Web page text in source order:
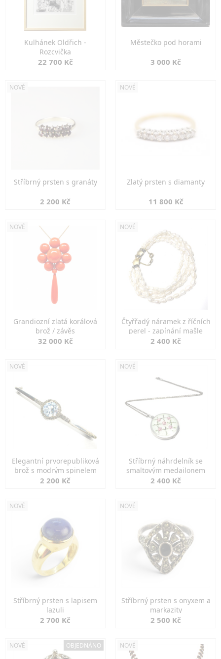
Kulhánek Oldřich -
Rozcvička
22 700 Kč
Městečko pod horami
3 000 Kč
NOVÉ
Stříbrný prsten s granáty
2 200 Kč
NOVÉ
Zlatý prsten s diamanty
11 800 Kč
NOVÉ
Grandiozní zlatá korálová
brož / závěs
32 000 Kč
NOVÉ
Čtyřřadý náramek z říčních
perel - zapínání mašle
2 400 Kč
NOVÉ
Elegantní prvorepubliková
brož s modrým spinelem
2 200 Kč
NOVÉ
Stříbrný náhrdelník se
smaltovým medailonem
2 400 Kč
NOVÉ
Stříbrný prsten s lapisem
lazuli
2 700 Kč
NOVÉ
Stříbrný prsten s onyxem a
markazity
2 500 Kč
NOVÉ OBJEDNÁNO NOVÉ